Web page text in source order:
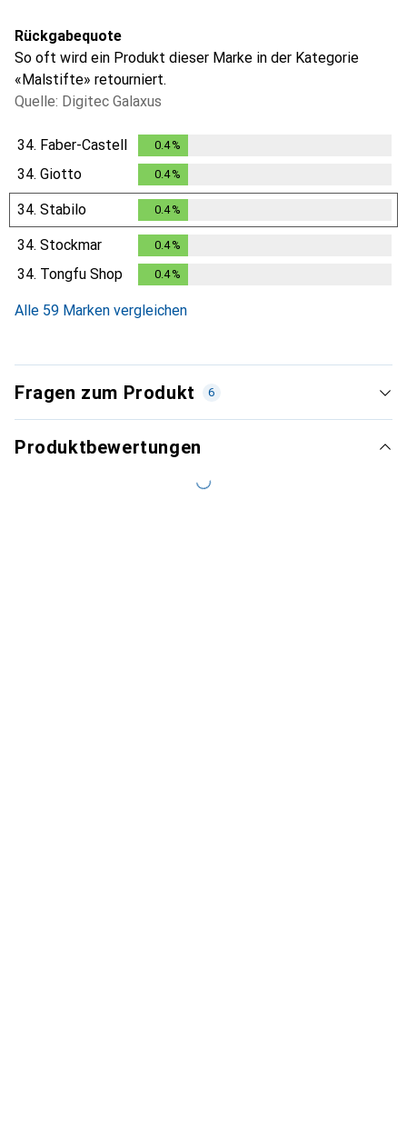
Rückgabequote
So oft wird ein Produkt dieser Marke in der Kategorie
«Malstifte» retourniert.
Quelle: Digitec Galaxus
34. Faber-Castell 0.4%
34. Giotto 0.4%
34. Stabilo 0.4%
34. Stockmar 0.4%
34. Tongfu Shop 0.4%
Alle 59 Marken vergleichen
Fragen zum Produkt 6
Produktbewertungen